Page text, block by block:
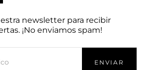
newsletter para recibir
¡No enviamos spam!
ENVIAR